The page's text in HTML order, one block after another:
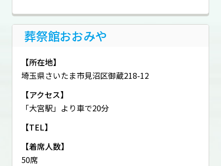
葬祭館おおみや
【所在地】
埼玉県さいたま市見沼区御蔵218-12
【アクセス】
「大宮駅」より車で20分
【TEL】
【着席人数】
50席